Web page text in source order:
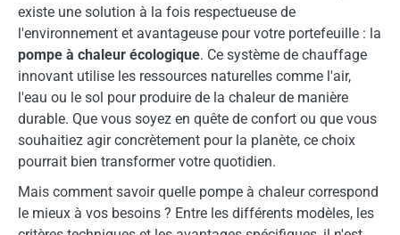
existe une solution à la fois respectueuse de
l'environnement et avantageuse pour votre portefeuille : la
pompe à chaleur écologique. Ce système de chauffage
innovant utilise les ressources naturelles comme l'air,
l'eau ou le sol pour produire de la chaleur de manière
durable. Que vous soyez en quête de confort ou que vous
souhaitiez agir concrètement pour la planète, ce choix
pourrait bien transformer votre quotidien.
Mais comment savoir quelle pompe à chaleur correspond
le mieux à vos besoins ? Entre les différents modèles, les